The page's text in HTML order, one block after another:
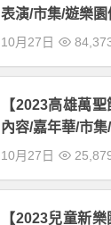
表演/市集/遊樂
10月27日
【2023高雄萬
內容/嘉年華/市
10月27日
【2023兒童新